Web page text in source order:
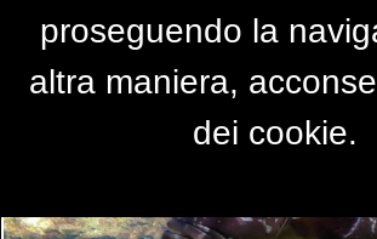
PRIMO
proseguendo la
altra maniera,
dei cookie.